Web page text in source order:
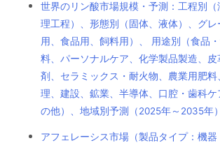
世界のリン酸市場規模・予測：工程別
理工程）、形態別（固体、液体）、グ
用、食品用、飼料用）、 用途別（食品
料、パーソナルケア、化学製品製造、
剤、セラミックス・耐火物、農業用肥
理、建設、鉱業、半導体、口腔・歯科ケ
の他）、地域別予測（2025年～2035年）
アフェレーシス市場（製品タイプ：機器